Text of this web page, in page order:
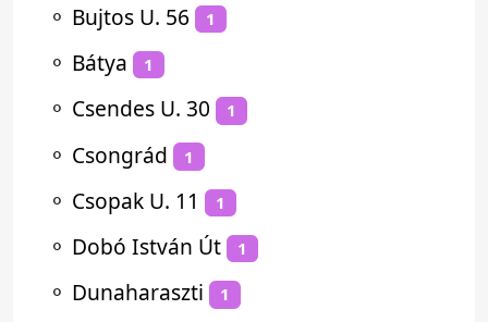
⚬ Bujtos U. 56 1
⚬ Bátya 1
⚬ Csendes U. 30 1
⚬ Csongrád 1
⚬ Csopak U. 11 1
⚬ Dobó István Út 1
⚬ Dunaharaszti 1